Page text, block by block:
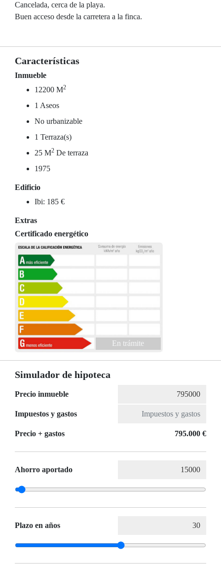
Cancelada, cerca de la playa.
Buen acceso desde la carretera a la finca.
Características
Inmueble
12200 M2
1 Aseos
No urbanizable
1 Terraza(s)
25 M2 De terraza
1975
Edificio
Ibi: 185 €
Extras
Certificado energético
En trámite
Simulador de hipoteca
Precio inmueble
Impuestos y gastos
Precio + gastos 795.000 €
Ahorro aportado
Plazo en años